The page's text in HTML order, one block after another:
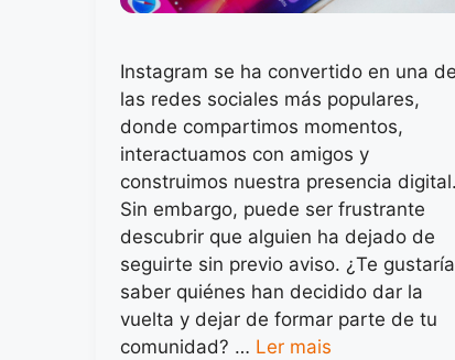
Instagram se ha convertido en una de
las redes sociales más populares,
donde compartimos momentos,
interactuamos con amigos y
construimos nuestra presencia digital.
Sin embargo, puede ser frustrante
descubrir que alguien ha dejado de
seguirte sin previo aviso. ¿Te gustaría
saber quiénes han decidido dar la
vuelta y dejar de formar parte de tu
comunidad? … Ler mais